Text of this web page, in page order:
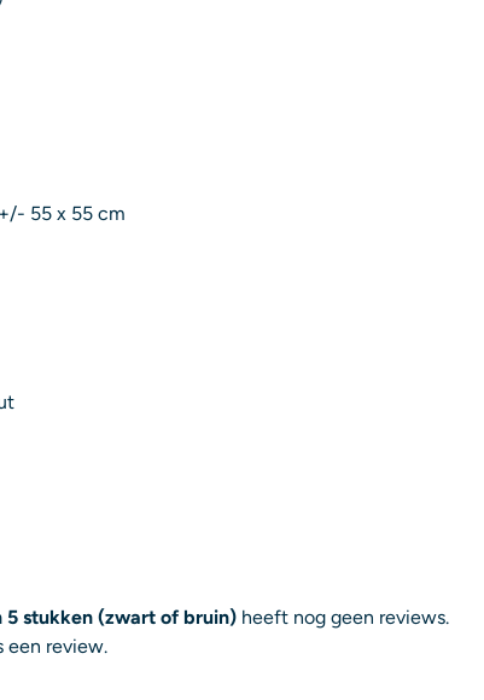
55 x 55 cm
5 stukken (zwart of bruin) heeft nog geen reviews.
een review.